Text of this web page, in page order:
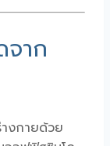
จาก
างกายด้วย